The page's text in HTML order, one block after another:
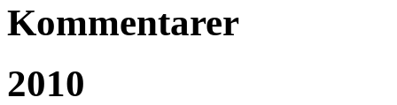
Kommentarer
2010